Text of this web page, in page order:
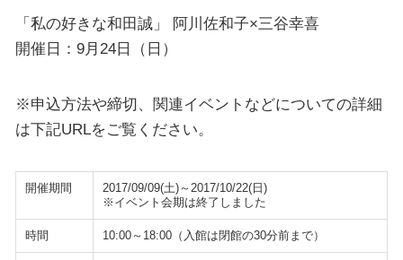
「私の好きな和田誠」 阿川佐和子×三谷幸喜
開催日：9月24日（日）
※申込方法や締切、関連イベントなどについての詳細
は下記URLをご覧ください。
開催期間
2017/09/09(土)～2017/10/22(日)
※イベント会期は終了しました
時間 10:00～18:00（入館は閉館の30分前まで）